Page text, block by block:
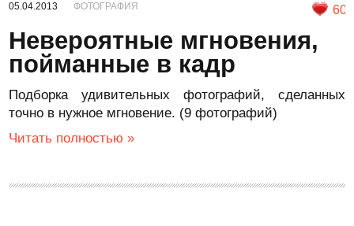
05.04.2013 ФОТОГРАФИЯ 60
Невероятные мгновения,
пойманные в кадр
Подборка удивительных фотографий, сделанных
точно в нужное мгновение. (9 фотографий)
Читать полностью »